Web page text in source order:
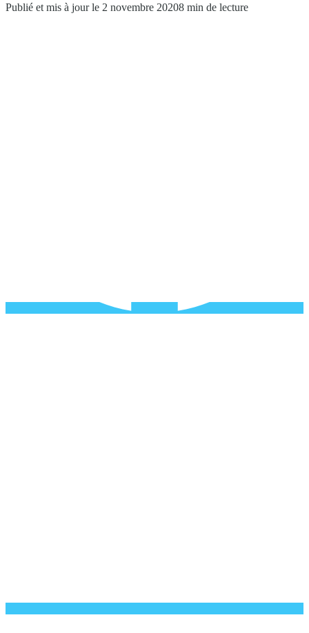
Publié et mis à jour le 2 novembre 20208 min de lecture